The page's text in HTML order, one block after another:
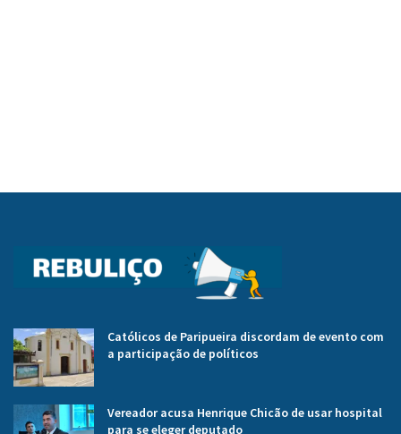
Católicos de Paripueira discordam de evento com
a participação de políticos
Vereador acusa Henrique Chicão de usar hospital
para se eleger deputado